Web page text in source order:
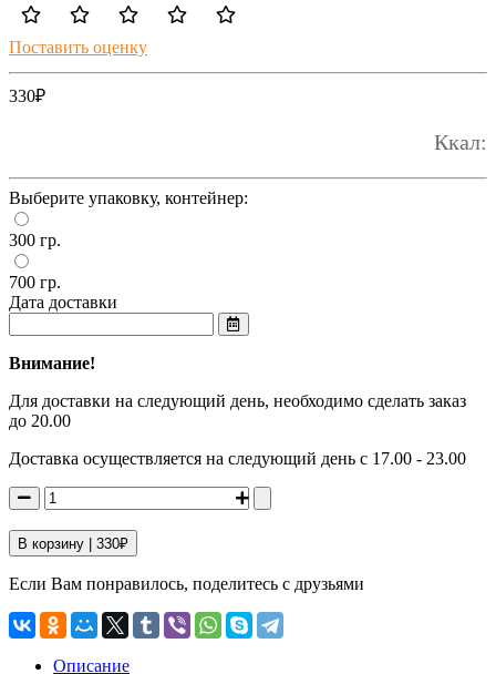
Поставить оценку
330₽
Ккал:
Выберите упаковку, контейнер:
300 гр.
700 гр.
Дата доставки
Внимание!
Для доставки на следующий день, необходимо сделать заказ
до 20.00
Доставка осуществляется на следующий день с 17.00 - 23.00
В корзину | 330₽
Если Вам понравилось, поделитесь с друзьями
Описание